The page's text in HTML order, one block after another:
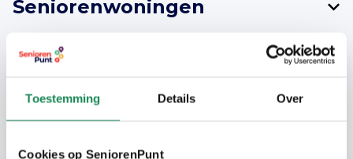
Toestemming Details Over
Cookies op SeniorenPunt
Seniorenwoningen
Deze 5 levensloopbestendige woningen
liggen in de nieuwbouwwijk De Hille in
op de begane grond en een keuken aan de
ruime slaapkamer en berging. Elke woning